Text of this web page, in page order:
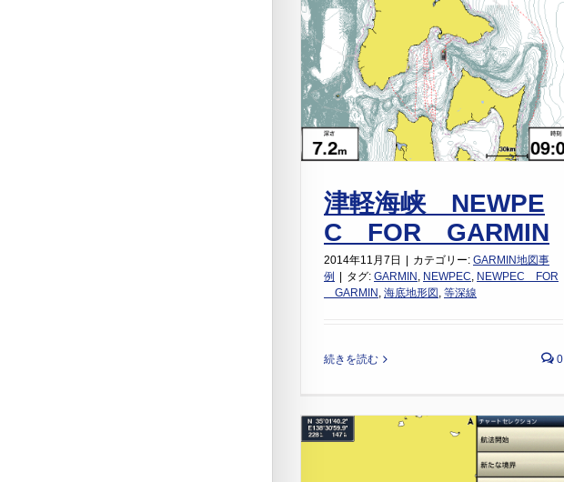
津軽海峡 NEWPE
C FOR GARMIN
2014年11月7日 カテゴリー: GARMIN地図事
例
タグ: GARMIN , NEWPEC, NEWPEC FOR
GARMIN , 海底地形図 , 等深線
続きを読む 0